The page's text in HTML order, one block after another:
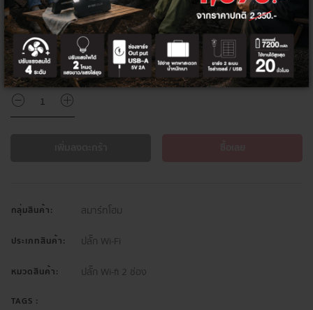
HITEK5PER ส่วนลดท้ายบิล 5%
จำนวน
กลุ่มสินค้า: สมาร์ทโฮม
ประเภทสินค้า: ปลั๊ก Wi-Fi
หมวดสินค้า: ปลั๊ก Wi-fi 2 ช่อง
TAGS :